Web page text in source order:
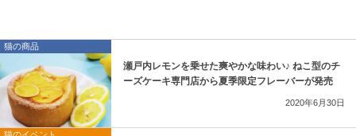
猫の商品
瀬戸内レモンを乗せた爽やかな味わい♪ ねこ型のチ
ーズケーキ専門店から夏季限定フレーバーが発売
2020年6月30日